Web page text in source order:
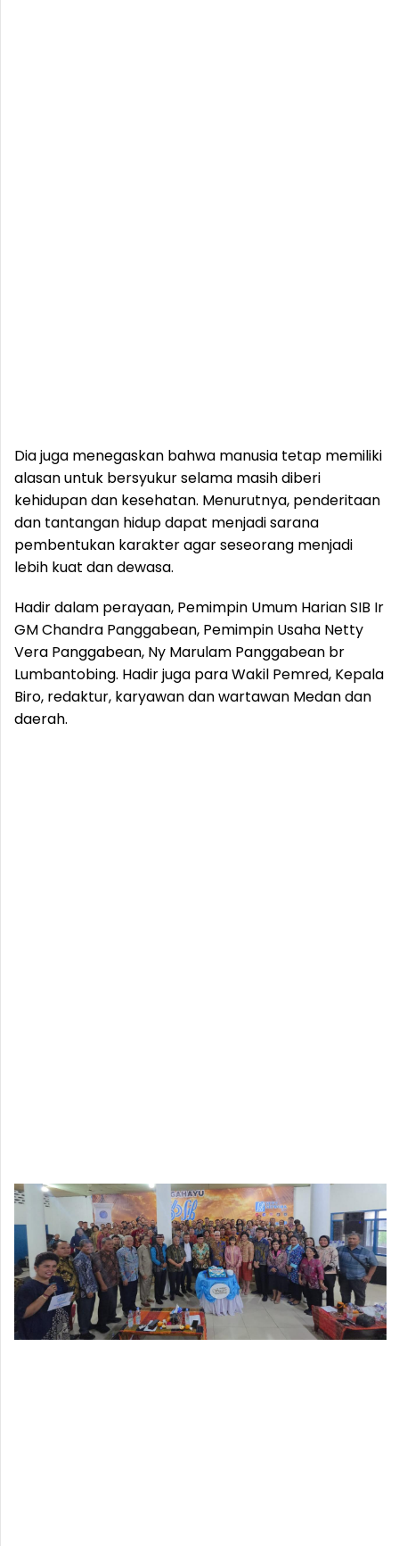
Dia juga menegaskan bahwa manusia tetap memiliki
alasan untuk bersyukur selama masih diberi
kehidupan dan kesehatan. Menurutnya, penderitaan
dan tantangan hidup dapat menjadi sarana
pembentukan karakter agar seseorang menjadi
lebih kuat dan dewasa.
Hadir dalam perayaan, Pemimpin Umum Harian SIB Ir
GM Chandra Panggabean, Pemimpin Usaha Netty
Vera Panggabean, Ny Marulam Panggabean br
Lumbantobing. Hadir juga para Wakil Pemred, Kepala
Biro, redaktur, karyawan dan wartawan Medan dan
daerah.